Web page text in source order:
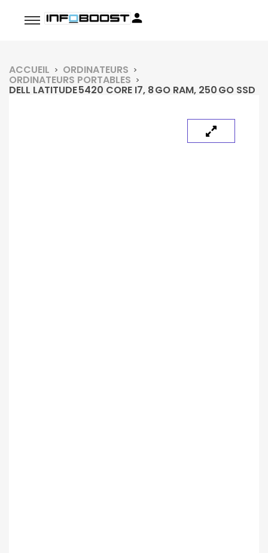
ACCUEIL ORDINATEURS
ORDINATEURS PORTABLES
DELL LATITUDE 5420 CORE I7, 8 GO RAM, 250 GO SSD